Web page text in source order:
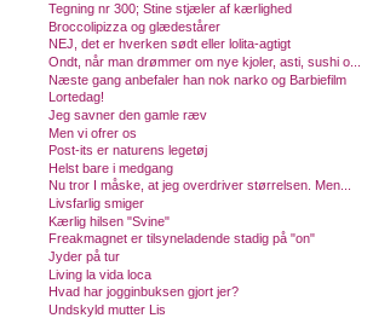
Tegning nr 300; Stine stjæler af kærlighed
Broccolipizza og glædestårer
NEJ, det er hverken sødt eller lolita-agtigt
Ondt, når man drømmer om nye kjoler, asti, sushi o...
Næste gang anbefaler han nok narko og Barbiefilm
Lortedag!
Jeg savner den gamle ræv
Men vi ofrer os
Post-its er naturens legetøj
Helst bare i medgang
Nu tror I måske, at jeg overdriver størrelsen. Men...
Livsfarlig smiger
Kærlig hilsen "Svine"
Freakmagnet er tilsyneladende stadig på "on"
Jyder på tur
Living la vida loca
Hvad har jogginbuksen gjort jer?
Undskyld mutter Lis